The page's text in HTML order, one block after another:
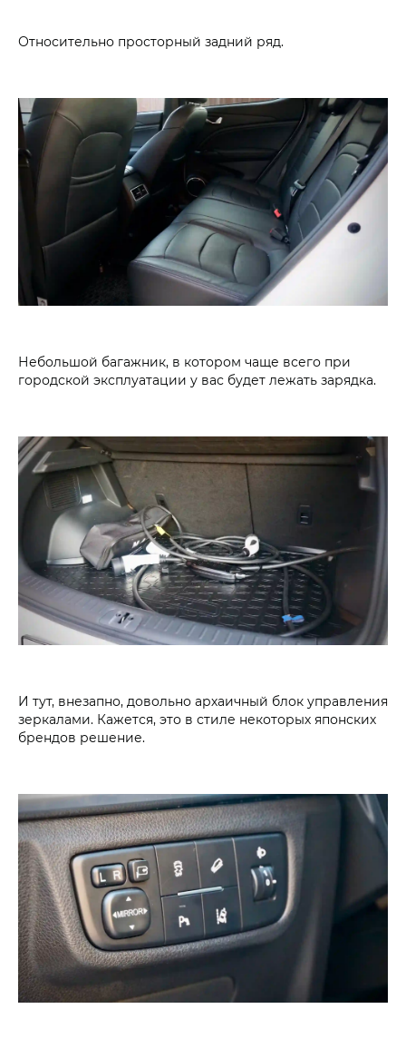
Относительно просторный задний ряд.
Небольшой багажник, в котором чаще всего при
городской эксплуатации у вас будет лежать зарядка.
И тут, внезапно, довольно архаичный блок управления
зеркалами. Кажется, это в стиле некоторых японских
брендов решение.